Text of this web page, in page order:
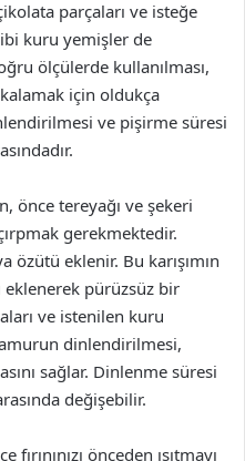
parçaları ve isteğe
kuru yemişler de
ölçülerde kullanılması,
için oldukça
ve pişirme süresi
önce tereyağı ve şekeri
gerekmektedir.
eklenir. Bu karışımın
pürüzsüz bir
ve istenilen kuru
dinlendirilmesi,
sağlar. Dinlenme süresi
değişebilir.
önceden ısıtmayı